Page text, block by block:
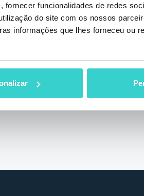
funcionalidades de redes
do site com os nossos
informações que lhes forneceu ou
A NSYS Group está
sua presença na
3 min de leitura